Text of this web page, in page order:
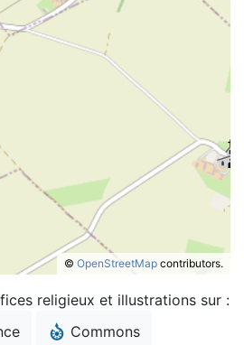
© OpenStreetMap contributors.
religieux et illustrations sur :
Commons